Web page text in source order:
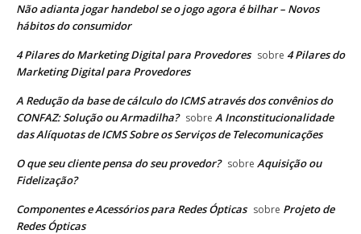
Não adianta jogar handebol se o jogo agora é bilhar – Novos
hábitos do consumidor
4 Pilares do Marketing Digital para Provedores sobre 4 Pilares do
Marketing Digital para Provedores
A Redução da base de cálculo do ICMS através dos convênios do
CONFAZ: Solução ou Armadilha? sobre A Inconstitucionalidade
das Alíquotas de ICMS Sobre os Serviços de Telecomunicações
O que seu cliente pensa do seu provedor? sobre Aquisição ou
Fidelização?
Componentes e Acessórios para Redes Ópticas sobre Projeto de
Redes Ópticas